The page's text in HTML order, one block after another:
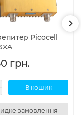
Picocell
грн.
В кошик
замовлення